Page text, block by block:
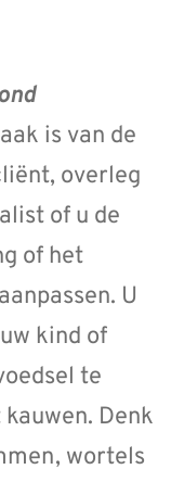
is van de
overleg
of u de
of het
U
kind of
te
Denk
wortels